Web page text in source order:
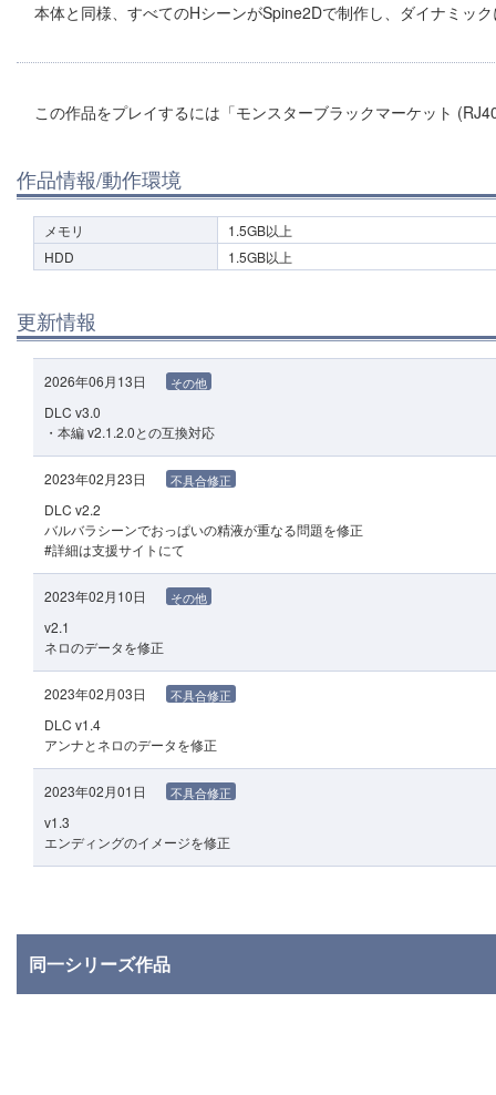
本体と同様、すべてのHシーンがSpine2Dで制作し、ダイナミッ
この作品をプレイするには「モンスターブラックマーケット
作品情報/動作環境
メモリ
1.5GB以上
HDD
1.5GB以上
更新情報
2026年06月13日 その他
DLC v3.0
・本編 v2.1.2.0との互換対応
2023年02月23日 不具合修正
DLC v2.2
バルバラシーンでおっぱいの精液が重なる問題を修正
#詳細は支援サイトにて
2023年02月10日 その他
v2.1
ネロのデータを修正
2023年02月03日 不具合修正
DLC v1.4
アンナとネロのデータを修正
2023年02月01日 不具合修正
v1.3
エンディングのイメージを修正
同一シリーズ作品